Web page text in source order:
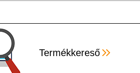
Termékkereső